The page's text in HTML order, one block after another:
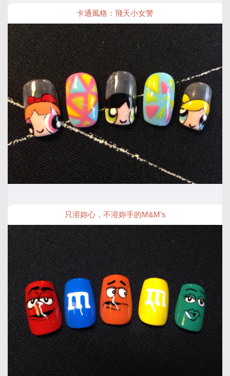
卡通風格：飛天小女警
只溶妳心，不溶妳手的M&M’s